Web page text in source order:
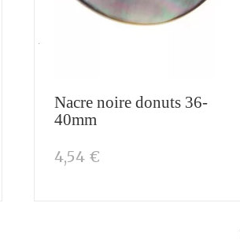
Nacre noire donuts 36-
40mm
4,54 €